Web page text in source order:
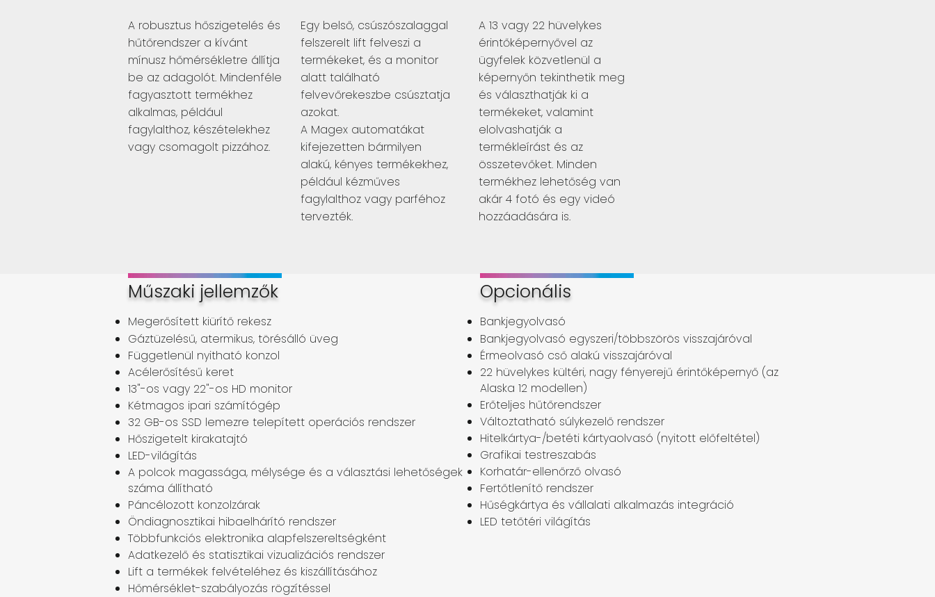
A robusztus hőszigetelés és
hűtőrendszer a kívánt
mínusz hőmérsékletre állítja
be az adagolót. Mindenféle
fagyasztott termékhez
alkalmas, például
fagylalthoz, készételekhez
vagy csomagolt pizzához.
Egy belső, csúszószalaggal
felszerelt lift felveszi a
termékeket, és a monitor
alatt található
felvevőrekeszbe csúsztatja
azokat.
A Magex automatákat
kifejezetten bármilyen
alakú, kényes termékekhez,
például kézműves
fagylalthoz vagy parféhoz
tervezték.
A 13 vagy 22 hüvelykes
érintőképernyővel az
ügyfelek közvetlenül a
képernyőn tekinthetik meg
és választhatják ki a
termékeket, valamint
elolvashatják a
termékleírást és az
összetevőket. Minden
termékhez lehetőség van
akár 4 fotó és egy videó
hozzáadására is.
Műszaki jellemzők
Megerősített kiürítő rekesz
Gáztüzelésű, atermikus, törésálló üveg
Függetlenül nyitható konzol
Acélerősítésű keret
13"-os vagy 22"-os HD monitor
Kétmagos ipari számítógép
32 GB-os SSD lemezre telepített operációs rendszer
Hőszigetelt kirakatajtó
LED-világítás
A polcok magassága, mélysége és a választási lehetőségek
száma állítható
Páncélozott konzolzárak
Öndiagnosztikai hibaelhárító rendszer
Többfunkciós elektronika alapfelszereltségként
Adatkezelő és statisztikai vizualizációs rendszer
Lift a termékek felvételéhez és kiszállításához
Hőmérséklet-szabályozás rögzítéssel
Opcionális
Bankjegyolvasó
Bankjegyolvasó egyszeri/többszörös visszajáróval
Érmeolvasó cső alakú visszajáróval
22 hüvelykes kültéri, nagy fényerejű érintőképernyő (az
Alaska 12 modellen)
Erőteljes hűtőrendszer
Változtatható súlykezelő rendszer
Hitelkártya-/betéti kártyaolvasó (nyitott előfeltétel)
Grafikai testreszabás
Korhatár-ellenőrző olvasó
Fertőtlenítő rendszer
Hűségkártya és vállalati alkalmazás integráció
LED tetőtéri világítás